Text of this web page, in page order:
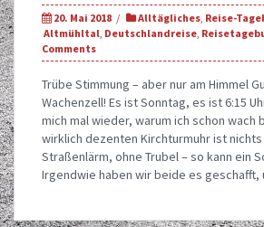
20. Mai 2018 Alltägliches, Reise-
Altmühltal, Deutschlandreise,
Comments
Trübe Stimmung – aber nur am Himmel
Wachenzell! Es ist Sonntag, es ist 6:15
mich mal wieder, warum ich schon wach
wirklich dezenten Kirchturmuhr ist nichts
Straßenlärm, ohne Trubel – so kann ein
Irgendwie haben wir beide es